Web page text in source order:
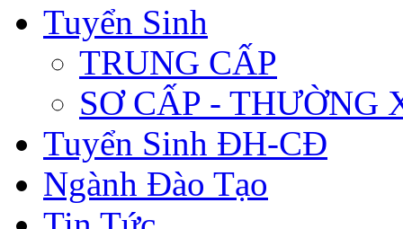
Tuyển Sinh
TRUNG CẤP
SƠ CẤP - THƯỜNG
Tuyển Sinh ĐH-CĐ
Ngành Đào Tạo